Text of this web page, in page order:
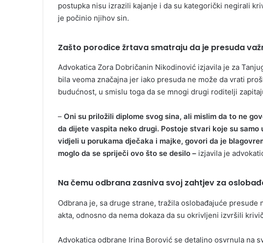
postupka nisu izrazili kajanje i da su kategorički negirali
je počinio njihov sin.
Zašto porodice žrtava smatraju da je presuda
Advokatica Zora Dobričanin Nikodinović izjavila je za
bila veoma značajna jer iako presuda ne može da vrati
budućnost, u smislu toga da se mnogi drugi roditelji
– Oni su priložili diplome svog sina, ali mislim da to ne
da dijete vaspita neko drugi. Postoje stvari koje su
vidjeli u porukama dječaka i majke, govori da je
moglo da se spriječi ovo što se desilo – izjavila je
Na čemu odbrana zasniva svoj zahtjev za
Odbrana je, sa druge strane, tražila oslobađajuće
akta, odnosno da nema dokaza da su okrivljeni izvršili
Advokatica odbrane Irina Borović se detaljno osvrnula na